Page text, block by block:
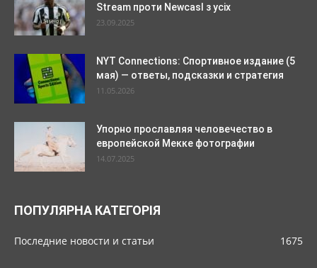
Stream проти Newcasl з усіх
23.09.2025
NYT Connections: Спортивное издание (5
мая) — ответы, подсказки и стратегия
11.05.2026
Упорно прославляя человечество в
европейской Мекке фотографии
14.07.2025
ПОПУЛЯРНА КАТЕГОРІЯ
Последние новости и статьи 1675